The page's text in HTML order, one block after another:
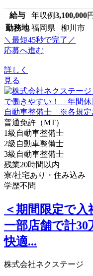
給与 年収例3,100,000円
勤務地 福岡県 柳川市
＼最短45秒で完了／
応募へ進む
詳しく
見る
普通免許（MT）
1級自動車整備士
2級自動車整備士
3級自動車整備士
残業20時間以内
寮/社宅あり・住み込み
学歴不問
＜期間限定で
一部店舗で計
快適...
株式会社ネクステージ